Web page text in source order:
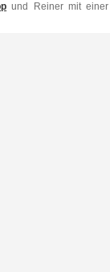
und Reiner mit einer